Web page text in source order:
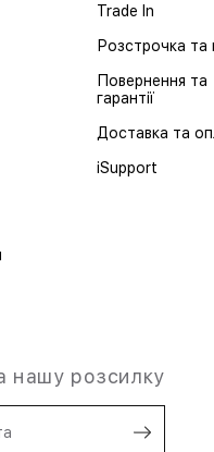
Trade In
Розстрочка та
Повернення та
гарантії
Доставка та
iSupport
нашу розсилку